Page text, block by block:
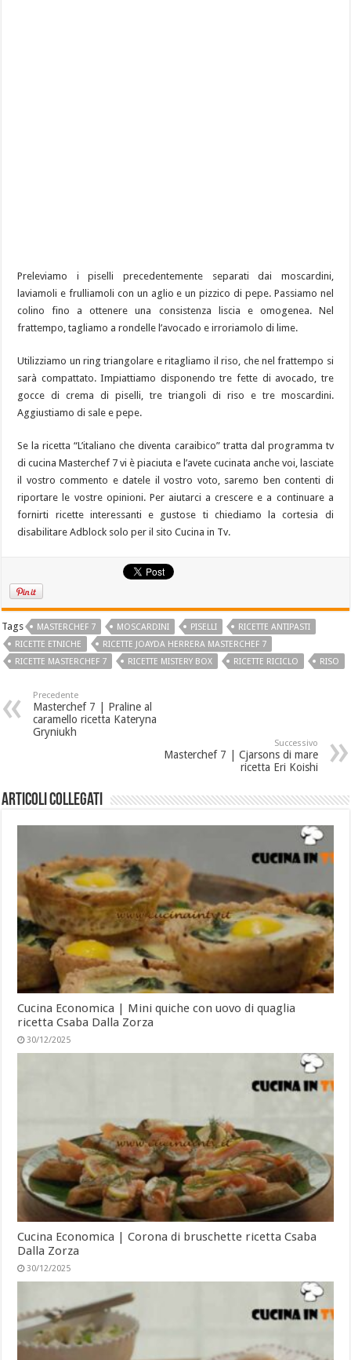
Preleviamo i piselli precedentemente separati dai moscardini,
laviamoli e frulliamoli con un aglio e un pizzico di pepe. Passiamo nel
colino fino a ottenere una consistenza liscia e omogenea. Nel
frattempo, tagliamo a rondelle l’avocado e irroriamolo di lime.
Utilizziamo un ring triangolare e ritagliamo il riso, che nel frattempo si
sarà compattato. Impiattiamo disponendo tre fette di avocado, tre
gocce di crema di piselli, tre triangoli di riso e tre moscardini.
Aggiustiamo di sale e pepe.
Se la ricetta “L’italiano che diventa caraibico” tratta dal programma tv
di cucina Masterchef 7 vi è piaciuta e l’avete cucinata anche voi, lasciate
il vostro commento e datele il vostro voto, saremo ben contenti di
riportare le vostre opinioni. Per aiutarci a crescere e a continuare a
fornirti ricette interessanti e gustose ti chiediamo la cortesia di
disabilitare Adblock solo per il sito Cucina in Tv.
Tags MASTERCHEF 7 MOSCARDINI PISELLI
RICETTE ANTIPASTI
RICETTE ETNICHE
RICETTE JOAYDA HERRERA MASTERCHEF 7
RICETTE MASTERCHEF 7
RICETTE MISTERY BOX RICETTE RICICLO RISO
Precedente
Masterchef 7 | Praline al
caramello ricetta Kateryna
Gryniukh
Successivo
Masterchef 7 | Cjarsons di mare
ricetta Eri Koishi
Articoli collegati
Cucina Economica | Mini quiche con uovo di quaglia
ricetta Csaba Dalla Zorza
30/12/2025
Cucina Economica | Corona di bruschette ricetta Csaba
Dalla Zorza
30/12/2025